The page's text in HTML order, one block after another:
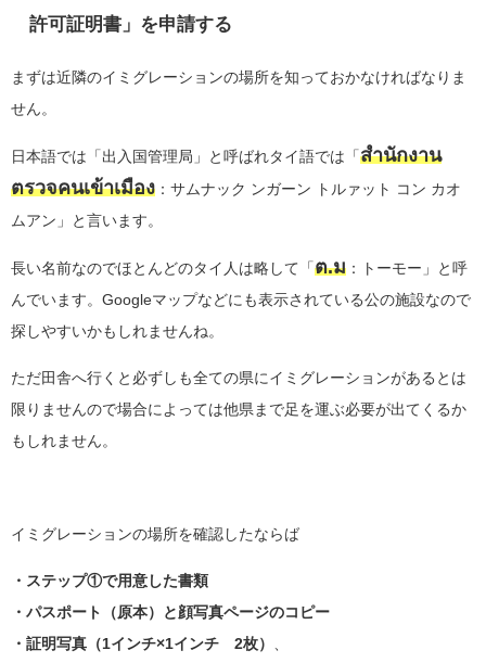
許可証明書」を申請する
まずは近隣のイミグレーションの場所を知っておかなければなりま
せん。
日本語では「出入国管理局」と呼ばれタイ語では 「 สำนักงาน
ตรวจคนเข้าเมือง ：サムナック ンガーン トルァット コン カオ
ムアン」 と言います。
長い名前なのでほとんどのタイ人は略して 「 ต.ม ：トーモー」 と呼
んでいます 。Googleマップなどにも表示されている公の施設なので
探しやすいかもしれませんね。
ただ田舎へ行くと必ずしも全ての県にイミグレーションがあるとは
限りませんので場合によっては他県まで足を運ぶ必要が出てくるか
もしれません。
イミグレーションの場所を確認したならば
・ステップ①で用意した書類
・パスポート（原本）と顔写真ページのコピー
・証明写真（1インチ×1インチ 2枚）